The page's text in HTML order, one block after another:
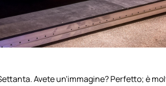
Avete un'immagine? Perfetto; è